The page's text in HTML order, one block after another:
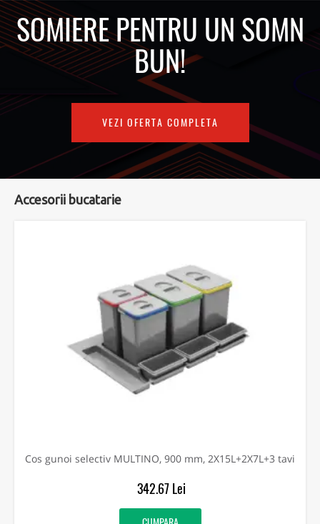
SOMIERE PENTRU UN SOMN
BUN!
VEZI OFERTA COMPLETA
Accesorii bucatarie
Cos gunoi selectiv MULTINO, 900 mm, 2X15L+2X7L+3 tavi
342.67 Lei